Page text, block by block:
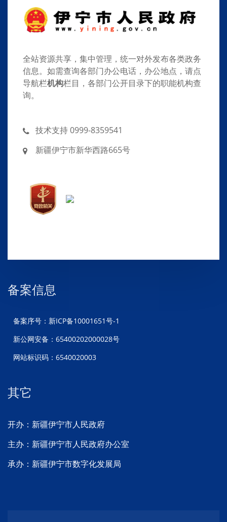
全站资源共享，集中管理，统一对外发布各类政务
信息。如需查询各部门办公电话，办公地点，请点
导航栏机构栏目，各部门公开目录下的职能机构查
询。
技术支持 0999-8359541
新疆伊宁市新华西路665号
备案信息
备案序号：新ICP备10001651号-1
新公网安备：65400202000028号
网站标识码：6540020003
其它
开办：新疆伊宁市人民政府
主办：新疆伊宁市人民政府办公室
承办：新疆伊宁市数字化发展局